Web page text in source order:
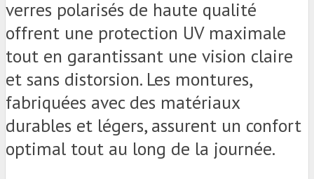
verres polarisés de haute qualité
offrent une protection UV maximale
tout en garantissant une vision claire
et sans distorsion. Les montures,
fabriquées avec des matériaux
durables et légers, assurent un confort
optimal tout au long de la journée.